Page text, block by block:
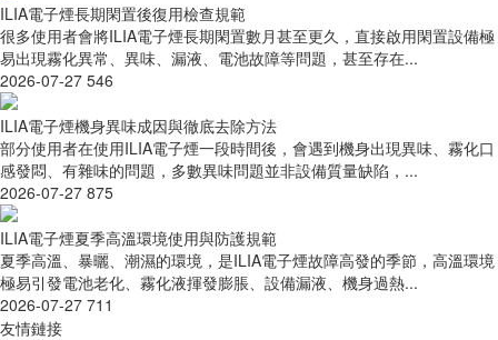
ILIA電子煙長期閑置後復用檢查規範
很多使用者會將ILIA電子煙長期閑置數月甚至更久，直接啟用閑置設備極
易出現霧化異常、異味、漏液、電池故障等問題，甚至存在...
2026-07-27 546
ILIA電子煙機身異味成因與徹底去除方法
部分使用者在使用ILIA電子煙一段時間後，會遇到機身出現異味、霧化口
感發悶、有雜味的問題，多數異味問題並非設備質量缺陷，...
2026-07-27 875
ILIA電子煙夏季高溫環境使用與防護規範
夏季高溫、暴曬、潮濕的環境，是ILIA電子煙故障高發的季節，高溫環境
極易引發電池老化、霧化液揮發膨脹、設備漏液、機身過熱...
2026-07-27 711
友情鏈接